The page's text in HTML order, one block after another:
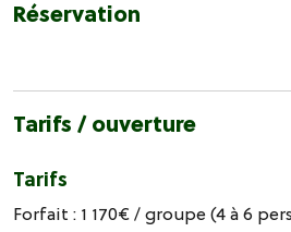
Réservation
Tarifs / ouverture
Tarifs
Forfait : 1 170€ / groupe (4 à 6